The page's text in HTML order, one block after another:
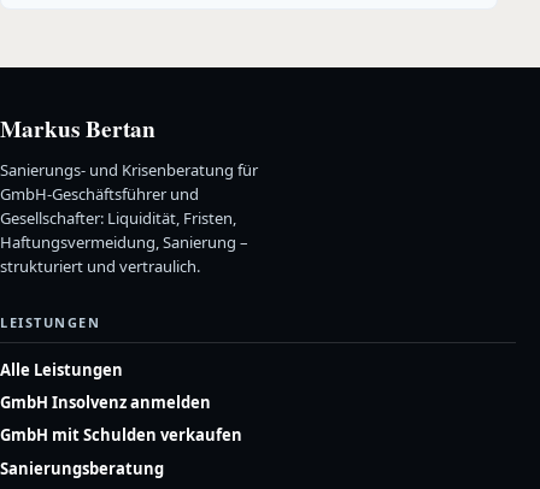
Markus Bertan
Sanierungs- und Krisenberatung für
GmbH-Geschäftsführer und
Gesellschafter: Liquidität, Fristen,
Haftungsvermeidung, Sanierung –
strukturiert und vertraulich.
LEISTUNGEN
Alle Leistungen
GmbH Insolvenz anmelden
GmbH mit Schulden verkaufen
Sanierungsberatung